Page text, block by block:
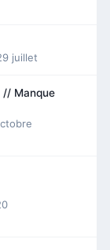
juillet
// Manque